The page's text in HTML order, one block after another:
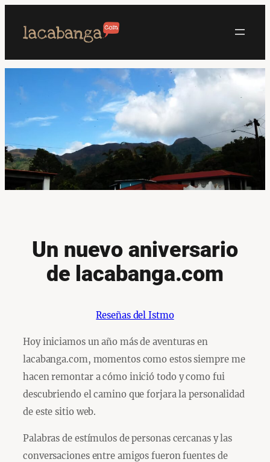
Un nuevo aniversario
de lacabanga.com
Reseñas del Istmo
Hoy iniciamos un año más de aventuras en
lacabanga.com, momentos como estos siempre me
hacen remontar a cómo inició todo y como fui
descubriendo el camino que forjara la personalidad
de este sitio web.
Palabras de estímulos de personas cercanas y las
conversaciones entre amigos fueron fuentes de